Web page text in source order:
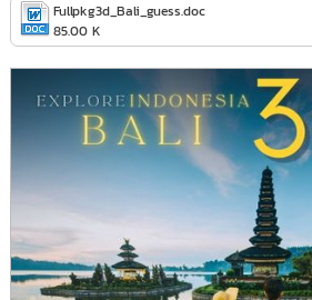
Fullpkg3d_Bali_guess.doc
85.00 K